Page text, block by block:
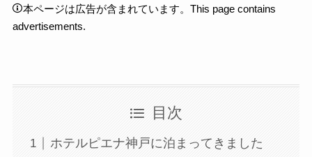
本ページは広告が含まれています。This page contains
advertisements.
目次
ホテルピエナ神戸に泊まってきました